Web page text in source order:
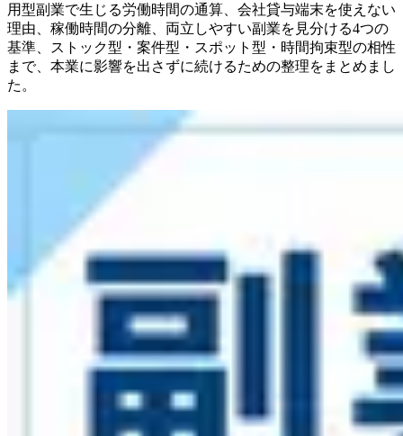
用型副業で生じる労働時間の通算、会社貸与端末を使えない
理由、稼働時間の分離、両立しやすい副業を見分ける4つの
基準、ストック型・案件型・スポット型・時間拘束型の相性
まで、本業に影響を出さずに続けるための整理をまとめまし
た。